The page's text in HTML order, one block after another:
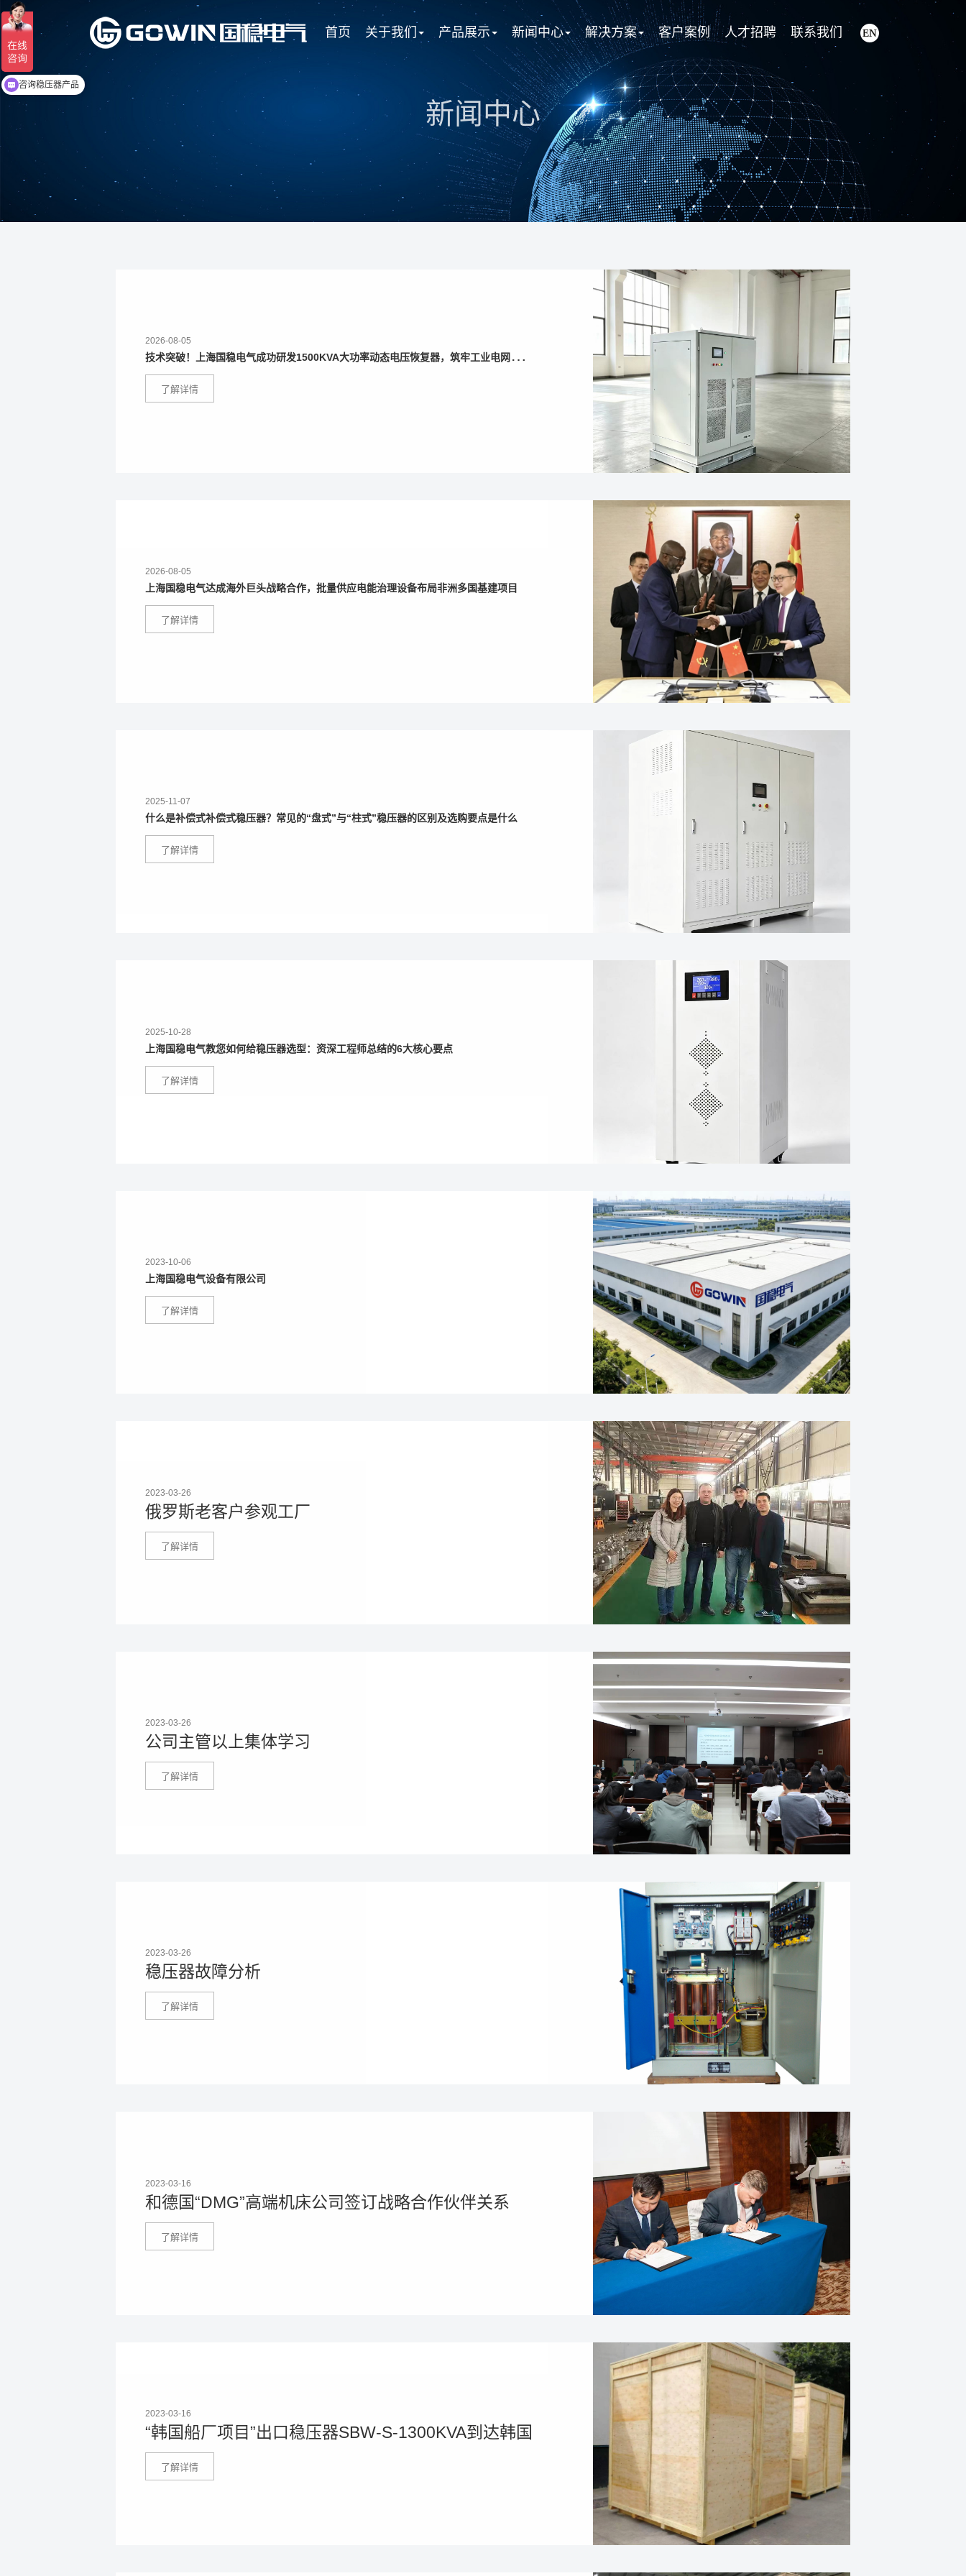
EN
首页 关于我们 产品展示 新闻中心 解决方案 客户案例 人才招聘 联系我们
新闻中心
2026-08-05
技
术突破！上海国稳电气成功研发1500KVA大功率动态电压恢复器，筑牢工业电网防护壁垒
了解详情
2026-08-05
上海国稳电气达成海外巨头战略合作，批量供应电能治理设备布局非洲多国基建项目
了解详情
2025-11-07
什么是补偿式补偿式稳压器？常见的“盘式”与“柱式”稳压器的区别及选购要点是什么
了解详情
2025-10-28
上海国稳电气教您如何给稳压器选型：资深工程师总结的6大核心要点
了解详情
2023-10-06
上海国稳电气设备有限公司
了解详情
2023-03-26
俄罗斯老客户参观工厂
了解详情
2023-03-26
公司主管以上集体学习
了解详情
2023-03-26
稳压器故障分析
了解详情
2023-03-16
和德国“DMG”高端机床公司签订战略合作伙伴关系
了解详情
2023-03-16
“韩国船厂项目”出口稳压器SBW-S-1300KVA到达韩国
了解详情
咨询稳压器产品